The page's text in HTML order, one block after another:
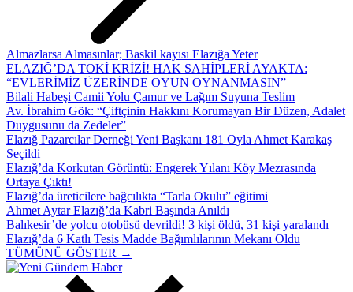
Almazlarsa Almasınlar; Baskil kayısı Elazığa Yeter
ELAZIĞ’DA TOKİ KRİZİ! HAK SAHİPLERİ AYAKTA:
“EVLERİMİZ ÜZERİNDE OYUN OYNANMASIN”
Bilali Habeşi Camii Yolu Çamur ve Lağım Suyuna Teslim
Av. İbrahim Gök: “Çiftçinin Hakkını Korumayan Bir Düzen, Adalet
Duygusunu da Zedeler”
Elazığ Pazarcılar Derneği Yeni Başkanı 181 Oyla Ahmet Karakaş
Seçildi
Elazığ’da Korkutan Görüntü: Engerek Yılanı Köy Mezrasında
Ortaya Çıktı!
Elazığ’da üreticilere bağcılıkta “Tarla Okulu” eğitimi
Ahmet Aytar Elazığ’da Kabri Başında Anıldı
Balıkesir’de yolcu otobüsü devrildi! 3 kişi öldü, 31 kişi yaralandı
Elazığ’da 6 Katlı Tesis Madde Bağımlılarının Mekanı Oldu
TÜMÜNÜ GÖSTER →